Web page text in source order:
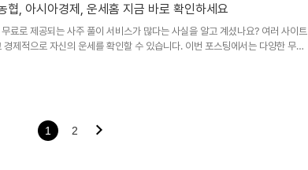
운영됩니다...
협, 아시아경제, 운세홈 지금 바로 확인하세요
료로 제공되는 사주 풀이 서비스가 많다는 사실을 알고 계셨나요? 여러 사이트
제적으로 자신의 운세를 확인할 수 있습니다. 이번 포스팅에서는 다양한 무료
사이트에서 제공하는 서비스와 이용 방법에 대해 안내드리겠습니다. 다양한 무
1 2